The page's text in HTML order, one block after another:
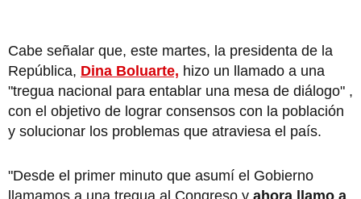
Cabe señalar que, este martes, la presidenta de la
República, Dina Boluarte, hizo un llamado a una
"tregua nacional para entablar una mesa de diálogo" ,
con el objetivo de lograr consensos con la población
y solucionar los problemas que atraviesa el país.
"Desde el primer minuto que asumí el Gobierno